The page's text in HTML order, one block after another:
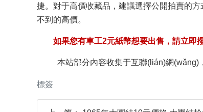
捷。對于高價收藏品，建議選擇公開拍賣的
不到的高價。
如果您有車工2元紙幣想要出售，請立即
本站部分內容收集于互聯(lián)網
標簽